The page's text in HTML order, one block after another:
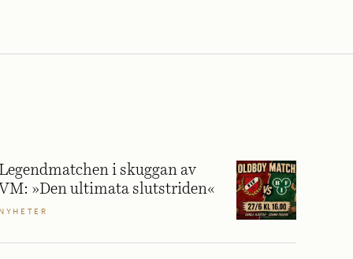
Legendmatchen i skuggan av
VM: »Den ultimata slutstriden«
NYHETER